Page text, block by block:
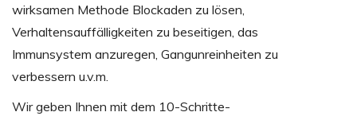
wirksamen Methode Blockaden zu lösen,
Verhaltensauffälligkeiten zu beseitigen, das
Immunsystem anzuregen, Gangunreinheiten zu
verbessern u.v.m.
Wir geben Ihnen mit dem 10-Schritte-